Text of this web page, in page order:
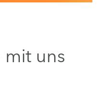
mit uns